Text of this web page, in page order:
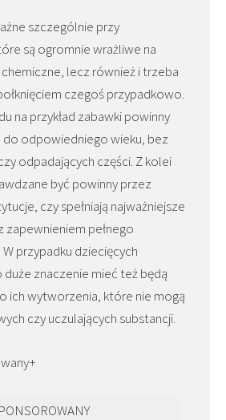
szczególnie przy
są ogromnie wrażliwe na
lecz również i trzeba
czegoś przypadkowo.
na przykład zabawki powinny
odpowiedniego wieku, bez
odpadających części. Z kolei
być powinny przez
czy spełniają najważniejsze
zapewnieniem pełnego
przypadku dziecięcych
duże znaczenie mieć też będą
ich wytworzenia, które nie mogą
czy uczulających substancji.